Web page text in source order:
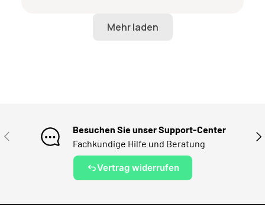
VORHERIGE
Besuchen Sie unser Support-Center
Fachkundige Hilfe und Beratung
Vertrag widerrufen